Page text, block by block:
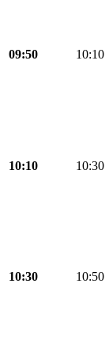
09:50 10:10
10:10 10:30
10:30 10:50